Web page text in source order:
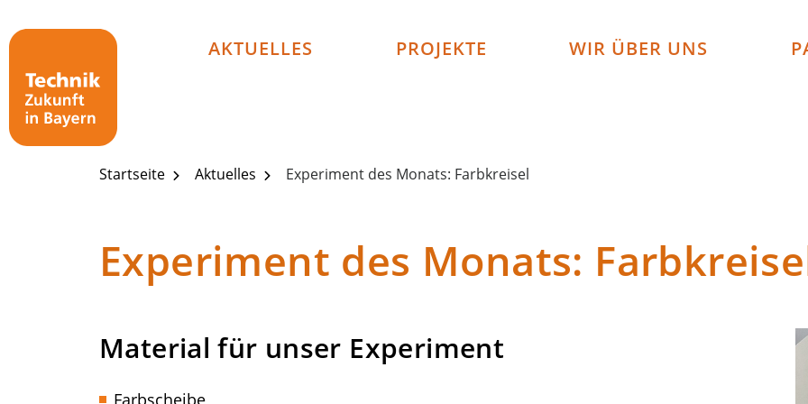
Technik - Zukunft in Bayern
AKTUELLES PROJEKTE WIR ÜBER UNS
Startseite Aktuelles Experiment des Monats: Farbkreisel
Experiment des Monats:
Material für unser Experiment
Farbscheibe